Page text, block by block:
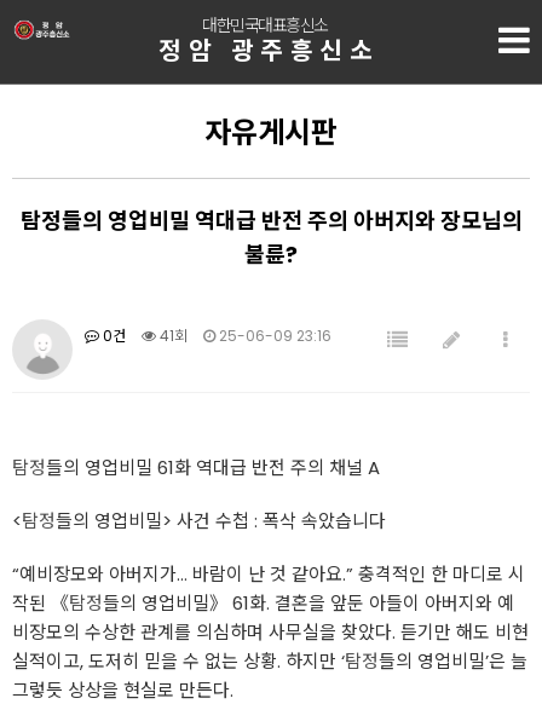
대한민국대표흥신소
정암 광주흥신소
자유게시판
탐정들의 영업비밀 역대급 반전 주의 아버지와 장모님의
불륜?
0건 41회 25-06-09 23:16
탐정들의 영업비밀 61화 역대급 반전 주의 채널 A
<탐정들의 영업비밀> 사건 수첩 : 폭삭 속았습니다
“예비장모와 아버지가... 바람이 난 것 같아요.” 충격적인 한 마디로 시
작된 《탐정들의 영업비밀》 61화. 결혼을 앞둔 아들이 아버지와 예
비장모의 수상한 관계를 의심하며 사무실을 찾았다. 듣기만 해도 비현
실적이고, 도저히 믿을 수 없는 상황. 하지만 ‘탐정들의 영업비밀’은 늘
그렇듯 상상을 현실로 만든다.